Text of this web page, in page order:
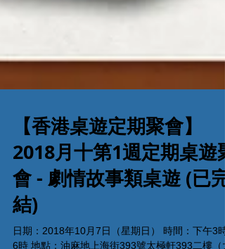
【香港桌遊定期聚會】
2018月十第1週定期桌遊聚
會 - 劇情故事類桌遊 (已完
結)